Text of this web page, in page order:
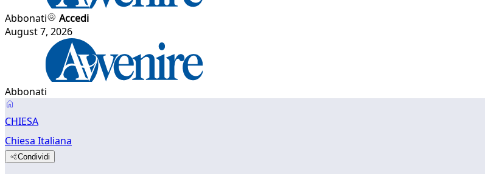
Abbonati
Accedi
August 7, 2026
Abbonati
CHIESA
Chiesa Italiana
Condividi